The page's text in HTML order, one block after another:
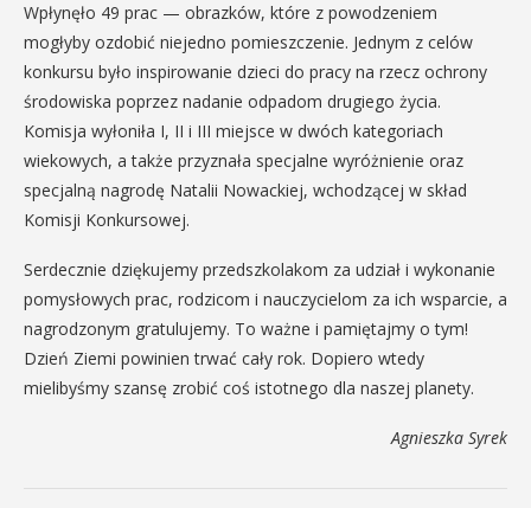
Wpłynęło 49 prac — obrazków, które z powodzeniem
mogłyby ozdobić niejedno pomieszczenie. Jednym z celów
konkursu było inspirowanie dzieci do pracy na rzecz ochrony
środowiska poprzez nadanie odpadom drugiego życia.
Komisja wyłoniła I, II i III miejsce w dwóch kategoriach
wiekowych, a także przyznała specjalne wyróżnienie oraz
specjalną nagrodę Natalii Nowackiej, wchodzącej w skład
Komisji Konkursowej.
Serdecznie dziękujemy przedszkolakom za udział i wykonanie
pomysłowych prac, rodzicom i nauczycielom za ich wsparcie, a
nagrodzonym gratulujemy. To ważne i pamiętajmy o tym!
Dzień Ziemi powinien trwać cały rok. Dopiero wtedy
mielibyśmy szansę zrobić coś istotnego dla naszej planety.
Agnieszka Syrek